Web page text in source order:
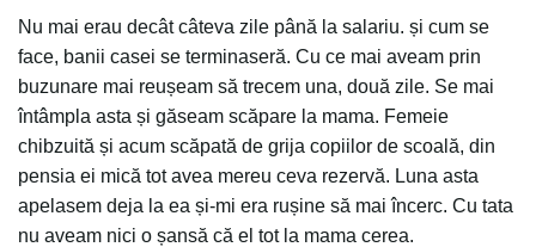
Nu mai erau decât câteva zile până la salariu. și cum se
face, banii casei se terminaseră. Cu ce mai aveam prin
buzunare mai reușeam să trecem una, două zile. Se mai
întâmpla asta și găseam scăpare la mama. Femeie
chibzuită și acum scăpată de grija copiilor de scoală, din
pensia ei mică tot avea mereu ceva rezervă. Luna asta
apelasem deja la ea și-mi era rușine să mai încerc. Cu tata
nu aveam nici o șansă că el tot la mama cerea.